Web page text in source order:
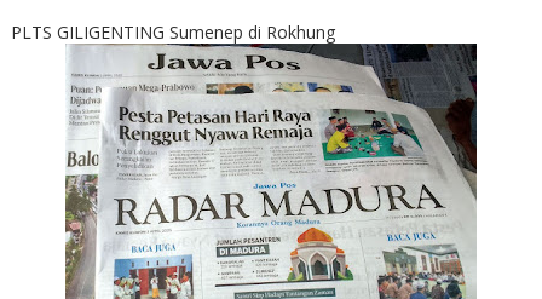
PLTS GILIGENTING Sumenep di Rokhung